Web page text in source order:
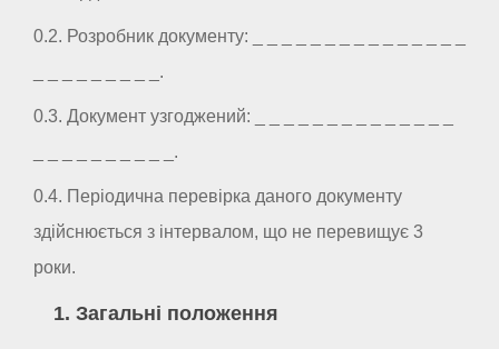
0.2. Розробник документу: _ _ _ _ _ _ _ _ _ _ _ _ _ _ _
_ _ _ _ _ _ _ _ _.
0.3. Документ узгоджений: _ _ _ _ _ _ _ _ _ _ _ _ _ _
_ _ _ _ _ _ _ _ _ _.
0.4. Періодична перевірка даного документу
здійснюється з інтервалом, що не перевищує 3
роки.
1. Загальні положення